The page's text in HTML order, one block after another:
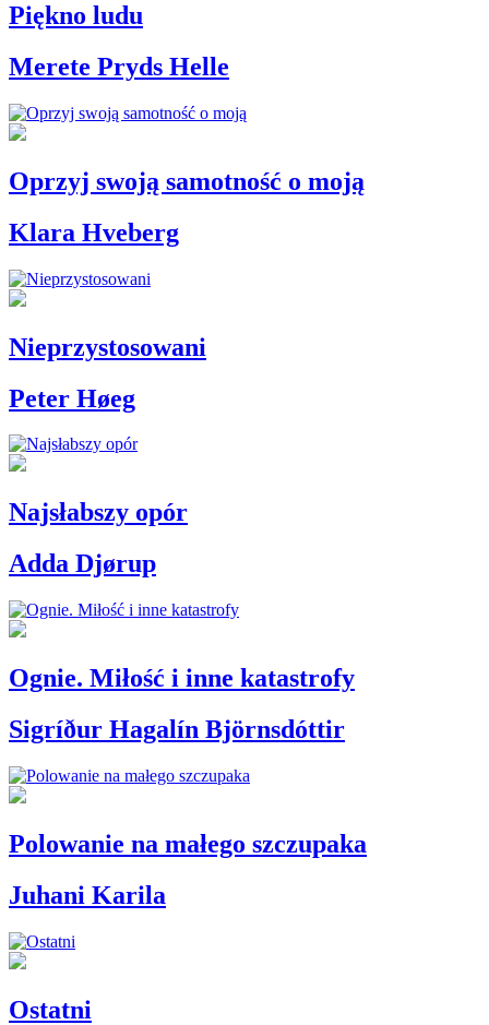
Piękno ludu
Merete Pryds Helle
Oprzyj swoją samotność o moją
Klara Hveberg
Nieprzystosowani
Peter Høeg
Najsłabszy opór
Adda Djørup
Ognie. Miłość i inne katastrofy
Sigríður Hagalín Björnsdóttir
Polowanie na małego szczupaka
Juhani Karila
Ostatni